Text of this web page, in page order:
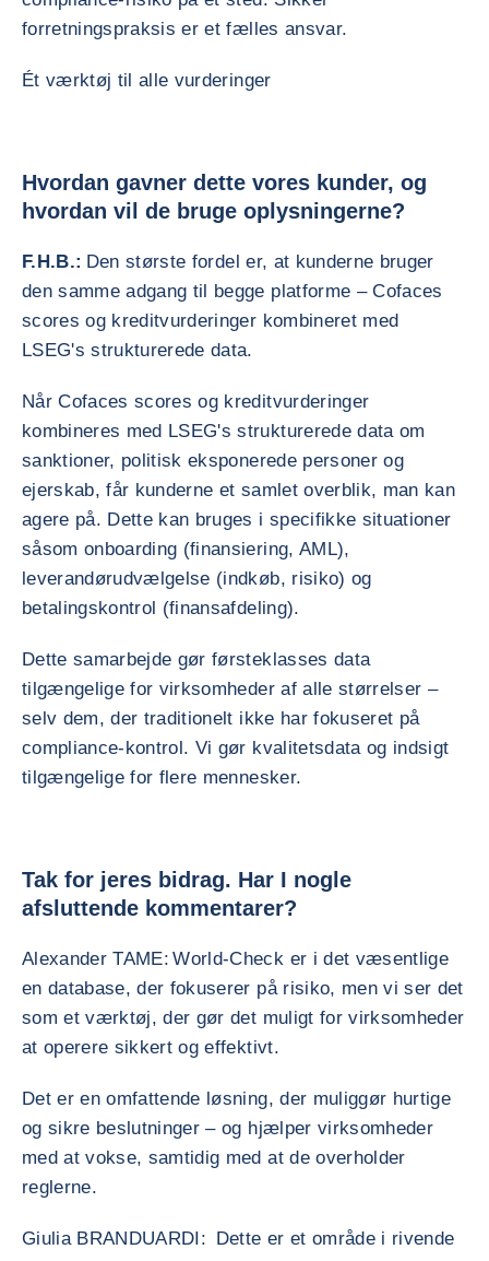
forretningspraksis er et fælles ansvar.
Ét værktøj til alle vurderinger
Hvordan gavner dette vores kunder, og
hvordan vil de bruge oplysningerne?
F.H.B.: Den største fordel er, at kunderne bruger
den samme adgang til begge platforme – Cofaces
scores og kreditvurderinger kombineret med
LSEG's strukturerede data.
Når Cofaces scores og kreditvurderinger
kombineres med LSEG's strukturerede data om
sanktioner, politisk eksponerede personer og
ejerskab, får kunderne et samlet overblik, man kan
agere på. Dette kan bruges i specifikke situationer
såsom onboarding (finansiering, AML),
leverandørudvælgelse (indkøb, risiko) og
betalingskontrol (finansafdeling).
Dette samarbejde gør førsteklasses data
tilgængelige for virksomheder af alle størrelser –
selv dem, der traditionelt ikke har fokuseret på
compliance-kontrol. Vi gør kvalitetsdata og indsigt
tilgængelige for flere mennesker.
Tak for jeres bidrag. Har I nogle
afsluttende kommentarer?
Alexander TAME: World-Check er i det væsentlige
en database, der fokuserer på risiko, men vi ser det
som et værktøj, der gør det muligt for virksomheder
at operere sikkert og effektivt.
Det er en omfattende løsning, der muliggør hurtige
og sikre beslutninger – og hjælper virksomheder
med at vokse, samtidig med at de overholder
reglerne.
Giulia BRANDUARDI: Dette er et område i rivende